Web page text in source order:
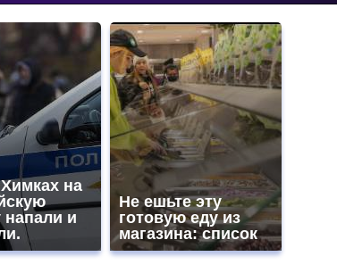
на
и
Не ешьте эту
готовую еду из
магазина: список